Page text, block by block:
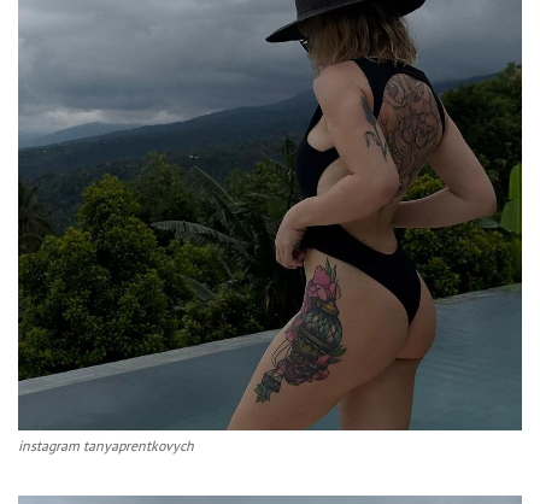
instagram tanyaprentkovych